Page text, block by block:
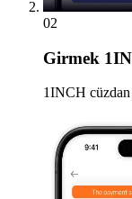
02
Girmek
1INCH cüzdan